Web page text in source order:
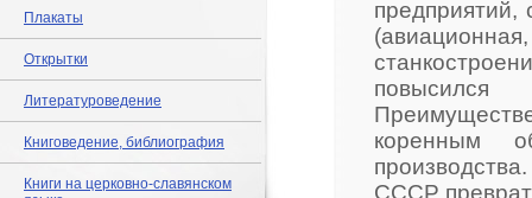
Плакаты
Открытки
Литературоведение
Книговедение, библиография
Книги на церковно-славянском
коренным
СССР